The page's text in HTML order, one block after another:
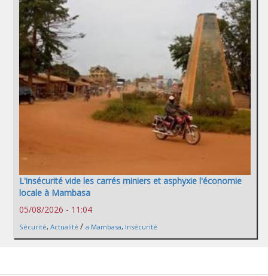
L'insécurité vide les carrés miniers et asphyxie l'économie
locale à Mambasa
05/08/2026 - 11:04
Sécurité, Actualité / a Mambasa, Insécurité